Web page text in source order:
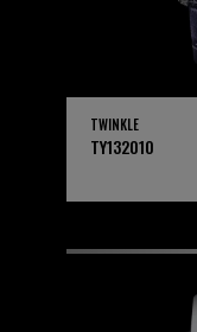
TWINKLE
TY132010